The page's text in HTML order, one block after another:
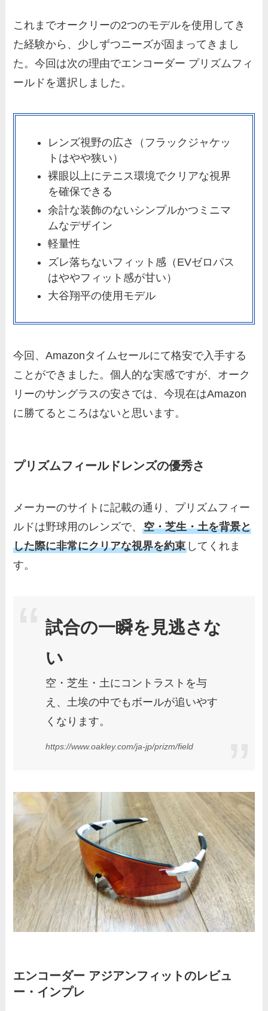
これまでオークリーの2つのモデルを使用してき
た経験から、少しずつニーズが固まってきまし
た。今回は次の理由でエンコーダー プリズムフィ
ールドを選択しました。
レンズ視野の広さ（フラックジャケッ
トはやや狭い）
裸眼以上にテニス環境でクリアな視界
を確保できる
余計な装飾のないシンプルかつミニマ
ムなデザイン
軽量性
ズレ落ちないフィット感（EVゼロパス
はややフィット感が甘い）
大谷翔平の使用モデル
今回、Amazonタイムセールにて格安で入手する
ことができました。個人的な実感ですが、オーク
リーのサングラスの安さでは、今現在はAmazon
に勝てるところはないと思います。
プリズムフィールドレンズの優秀さ
メーカーのサイトに記載の通り、プリズムフィー
ルドは野球用のレンズで、空・芝生・土を背景と
した際に非常にクリアな視界を約束 してくれま
す。
試合の一瞬を見逃さな
い
空・芝生・土にコントラストを与
え、土埃の中でもボールが追いやす
くなります。
https://www.oakley.com/ja-jp/prizm/field
エンコーダー アジアンフィットのレビュ
ー・インプレ